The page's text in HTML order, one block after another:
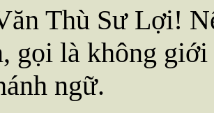
Thù Sư Lợi!
gọi là không
ngữ.